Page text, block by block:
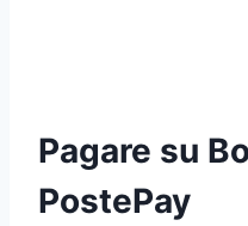
Pagare su
PostePay